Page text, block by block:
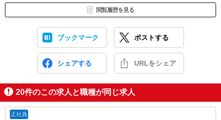
閲覧履歴を見る
ブックマーク ポストする
シェアする URLをシェア
20件のこの求人と職種が同じ求人
正社員